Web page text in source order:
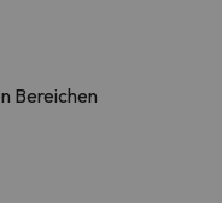
Bereichen